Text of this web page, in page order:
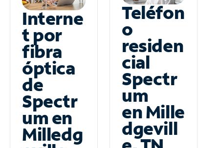
Interne
t por
fibra
óptica
de
Spectr
um en
Milledg
Teléfon
o
residen
cial
Spectr
um
en Mille
dgevill